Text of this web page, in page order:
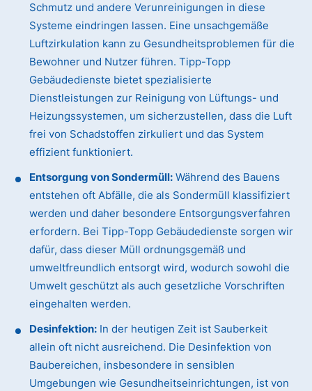
Schmutz und andere Verunreinigungen in diese
Systeme eindringen lassen. Eine unsachgemäße
Luftzirkulation kann zu Gesundheitsproblemen für die
Bewohner und Nutzer führen. Tipp-Topp
Gebäudedienste bietet spezialisierte
Dienstleistungen zur Reinigung von Lüftungs- und
Heizungssystemen, um sicherzustellen, dass die Luft
frei von Schadstoffen zirkuliert und das System
effizient funktioniert.
Entsorgung von Sondermüll: Während des Bauens
entstehen oft Abfälle, die als Sondermüll klassifiziert
werden und daher besondere Entsorgungsverfahren
erfordern. Bei Tipp-Topp Gebäudedienste sorgen wir
dafür, dass dieser Müll ordnungsgemäß und
umweltfreundlich entsorgt wird, wodurch sowohl die
Umwelt geschützt als auch gesetzliche Vorschriften
eingehalten werden.
Desinfektion: In der heutigen Zeit ist Sauberkeit
allein oft nicht ausreichend. Die Desinfektion von
Baubereichen, insbesondere in sensiblen
Umgebungen wie Gesundheitseinrichtungen, ist von